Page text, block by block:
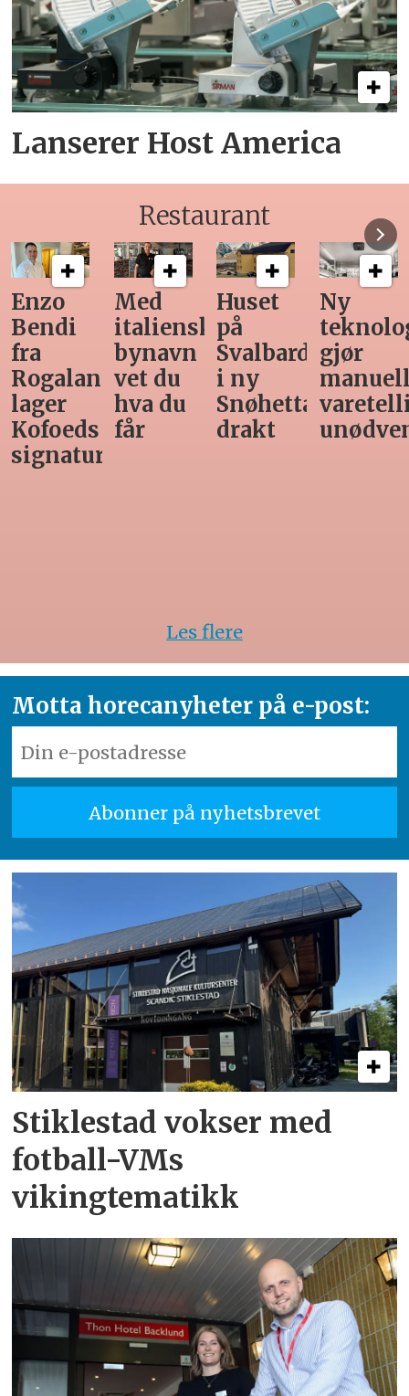
Lanserer Host America
Restaurant
Med
italiensk
bynavn
vet du
hva du
får
Huset
på
Svalbard
i ny
Snøhetta-
drakt
Ny
teknologi
gjør
manuell
varetelling
unødvendig
Siste
Horeca-
før
Les flere
Motta horecanyheter på e-post:
Stiklestad vokser med
fotball-VMs
vikingtematikk